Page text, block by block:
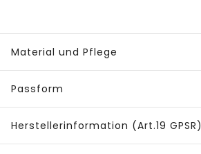
Material und Pflege
Passform
Herstellerinformation (Art.19 GPSR)